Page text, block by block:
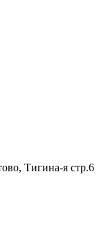
Тигина-я стр.6